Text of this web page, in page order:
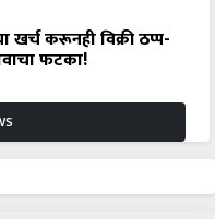
करूनही विक्री ठप्प-
फटका!